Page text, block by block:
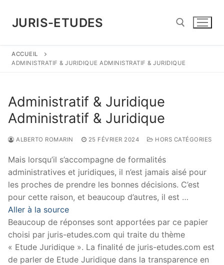
contenu
JURIS-ETUDES
Rechercher :
ACCUEIL
ADMINISTRATIF & JURIDIQUE ADMINISTRATIF & JURIDIQUE
Administratif & Juridique
Administratif & Juridique
ALBERTO ROMARIN 25 FÉVRIER 2024 HORS CATÉGORIES
Mais lorsqu’il s’accompagne de formalités
administratives et juridiques, il n’est jamais aisé pour
les proches de prendre les bonnes décisions. C’est
pour cette raison, et beaucoup d’autres, il est …
Aller à la source
Beaucoup de réponses sont apportées par ce papier
choisi par juris-etudes.com qui traite du thème
« Etude Juridique ». La finalité de juris-etudes.com est
de parler de Etude Juridique dans la transparence en